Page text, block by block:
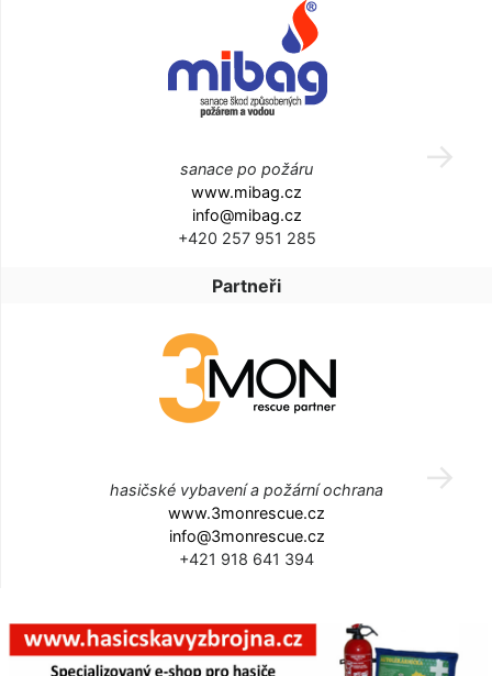
sanace po požáru
www.mibag.cz
info@mibag.cz
+420 257 951 285
Partneři
hasičské vybavení a požární ochrana
www.3monrescue.cz
info@3monrescue.cz
+421 918 641 394